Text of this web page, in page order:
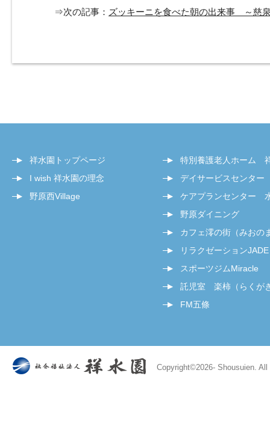
⇒次の記事： ズッキーニを食べた朝の出来事 ～慈
祥水園トップページ
I wish 祥水園の理念
野原西Village
特別養護老人ホーム
デイサービスセンタ
ケアプランセンター
野原ダイニング
カフェ澪の街（みおの
リラクゼーションJADE
スポーツジムMiracle
託児室 楽柿（らくが
FM五條
Copyright©2026- Shousuien.